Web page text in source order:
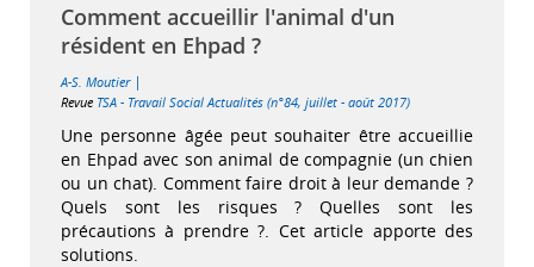
Comment accueillir l'animal d'un
résident en Ehpad ?
A-S. Moutier |
Revue TSA - Travail Social Actualités (n°84, juillet - août 2017)
Une personne âgée peut souhaiter être accueillie
en Ehpad avec son animal de compagnie (un chien
ou un chat). Comment faire droit à leur demande ?
Quels sont les risques ? Quelles sont les
précautions à prendre ?. Cet article apporte des
solutions.